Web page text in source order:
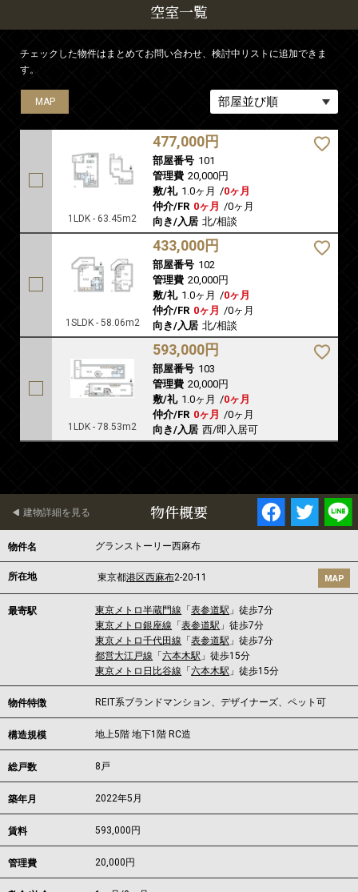
空室一覧
チェックした物件はまとめてお問い合わせ、検討中リストに追加できま
す。
MAP
1LDK - 63.45m2
477,000円
部屋番号 101
管理費 20,000円
敷/礼 1.0ヶ月 /0ヶ月
仲介/FR 0ヶ月 /0ヶ月
向き/入居 北/相談
MAP
1SLDK - 58.06m2
433,000円
部屋番号 102
管理費 20,000円
敷/礼 1.0ヶ月 /0ヶ月
仲介/FR 0ヶ月 /0ヶ月
向き/入居 北/相談
MAP
1LDK - 78.53m2
593,000円
部屋番号 103
管理費 20,000円
敷/礼 1.0ヶ月 /0ヶ月
仲介/FR 0ヶ月 /0ヶ月
向き/入居 西/即入居可
物件概要
建物詳細を見る
物件名 グランストーリー西麻布
所在地 東京都港区西麻布2-20-11 MAP
最寄駅 東京メトロ半蔵門線 「表参道駅 」徒歩7分
東京メトロ銀座線 「表参道駅 」徒歩7分
東京メトロ千代田線 「表参道駅 」徒歩7分
都営大江戸線 「六本木駅 」徒歩15分
東京メトロ日比谷線 「六本木駅 」徒歩15分
物件特徴 REIT系ブランドマンション、デザイナーズ、ペット可
構造規模 地上5階 地下1階 RC造
総戸数 8戸
築年月 2022年5月
賃料 593,000 円
管理費 20,000円